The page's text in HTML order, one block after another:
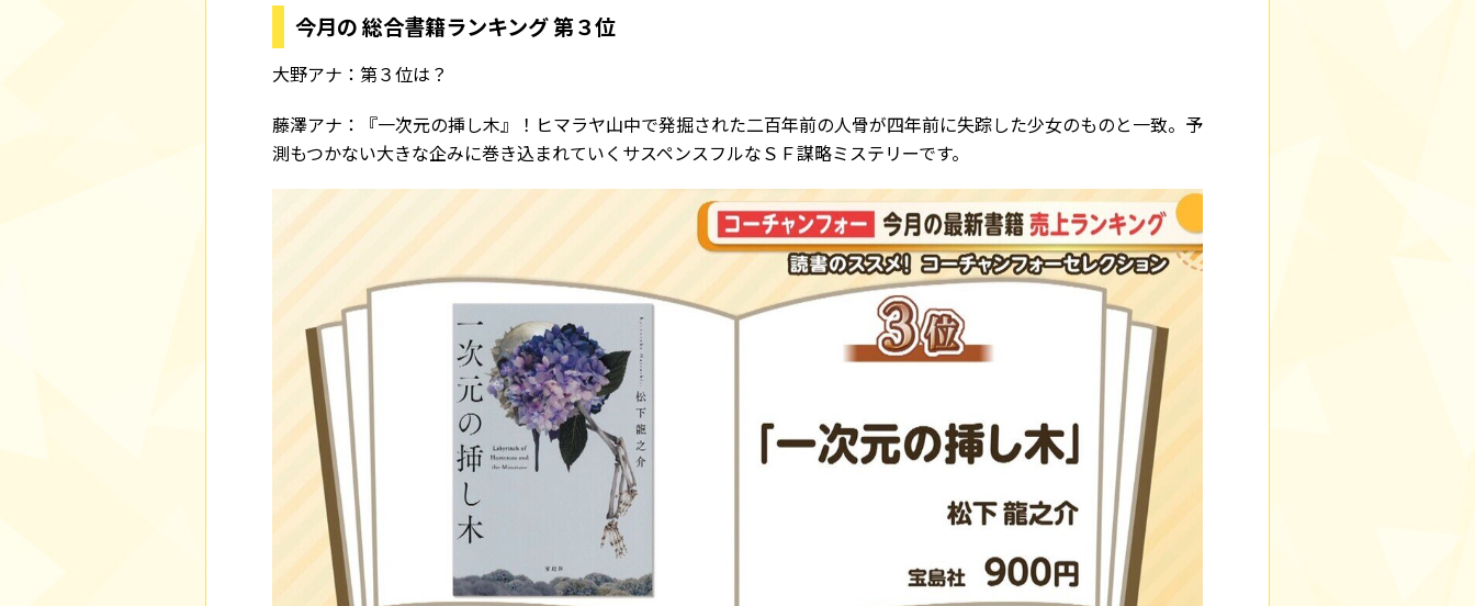
今月の 総合書籍ランキング 第３位
大野アナ：第３位は？
藤澤アナ：『一次元の挿し木』！ヒマラヤ山中で発掘された二百年前の人骨が四年前に失踪した少女のものと一致。予
測もつかない大きな企みに巻き込まれていくサスペンスフルなＳＦ謀略ミステリーです。